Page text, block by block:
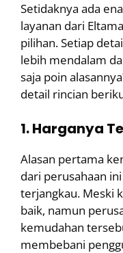
Setidaknya ada
layanan dari
pilihan. Setiap
lebih mendalam
saja poin
detail rincian
1. Harganya
Alasan pertama
dari perusahaan
terjangkau. Meski
baik, namun
kemudahan
membebani